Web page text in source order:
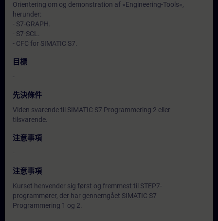
Orientering om og demonstration af »Engineering-Tools«,
herunder:
- S7-GRAPH.
- S7-SCL.
- CFC for SIMATIC S7.
目標
-
先決條件
Viden svarende til SIMATIC S7 Programmering 2 eller
tilsvarende.
注意事項
-
注意事項
Kurset henvender sig først og fremmest til STEP7-
programmører, der har gennemgået SIMATIC S7
Programmering 1 og 2.